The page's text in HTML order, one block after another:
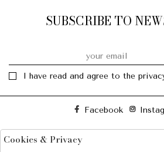
SUBSCRIBE TO
I have read and agree to the
Facebook
Cookies & Privacy